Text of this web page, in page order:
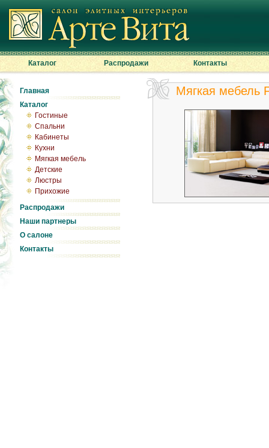
Каталог Распродажи Контакты
Главная
Каталог
Гостиные
Спальни
Кабинеты
Кухни
Мягкая мебель
Детские
Люстры
Прихожие
Распродажи
Наши партнеры
О салоне
Контакты
Мягкая мебель